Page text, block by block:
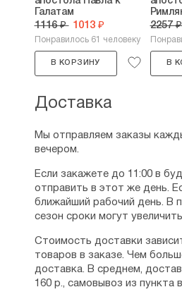
отвержены и на место их
Какая тому причина? Вера
других, отвечает Апостол
▪ г) Утешение народа Божия
НРАВОУЧИТЕЛЬНАЯ ЧАСТЬ
1) Изображение духа
2) Как он должен
жизни (12, 3 — 13, 14) — 276
3-21) — 276
▪ ▪ аа) Как заправители
▪ ▪ бб) Правила, как должны
другие христиане (12, 9-21)
▪ б) Как они должны
гражданского общества или
14) — 352
▪ ▪ аа) Первое здесь —
1-7) — 352
Галатам
1116 ₽ 1013 ₽
Понравилось 61 человеку
В КОРЗИНУ
2257
В
Доставка
Мы отправляем заказы
вечером.
Если закажете до 11:00 в
отправить в этот же день.
ближайший рабочий день. В
сезон сроки могут
Стоимость доставки
товаров в заказе. Чем
доставка. В среднем,
160 р., самовывоз из пункта